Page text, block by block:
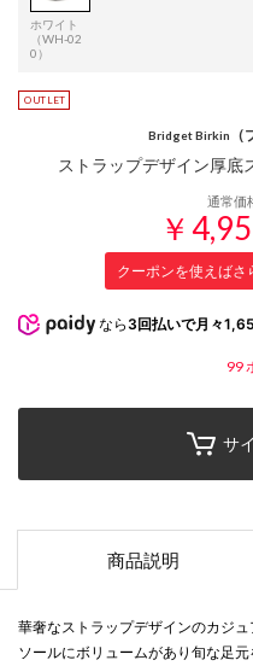
ホワイト
（WH-02
0）
Bridget Birkin
ストラップデザイン厚底
通常価
￥
クーポンを使えばさ
なら 3回払いで月々
99
サ
商品説明
華奢なストラップデザインのカジュ
ソールにボリュームがあり旬な足元